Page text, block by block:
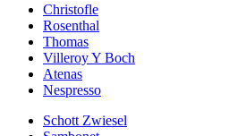
Christofle
Rosenthal
Thomas
Villeroy Y Boch
Atenas
Nespresso
Schott Zwiesel